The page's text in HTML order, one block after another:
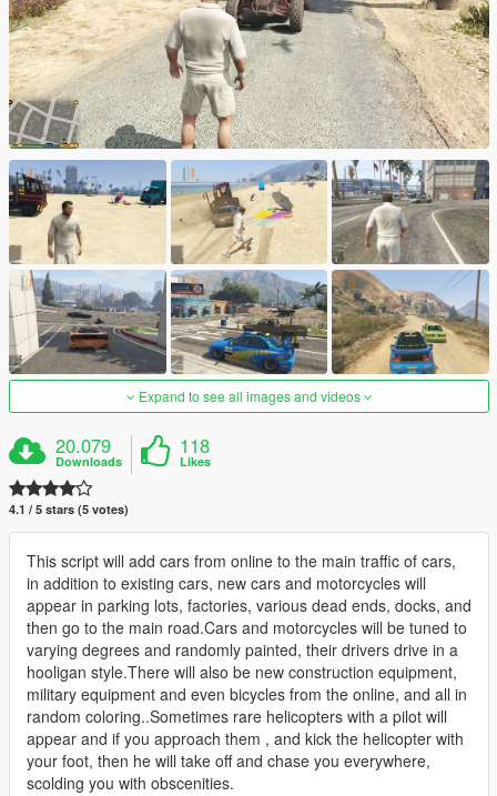
Expand to see all images and videos
20.079
Downloads
118
Likes
4.1 / 5 stars (5 votes)
This script will add cars from online to the main traffic of cars,
in addition to existing cars, new cars and motorcycles will
appear in parking lots, factories, various dead ends, docks, and
then go to the main road.Cars and motorcycles will be tuned to
varying degrees and randomly painted, their drivers drive in a
hooligan style.There will also be new construction equipment,
military equipment and even bicycles from the online, and all in
random coloring..Sometimes rare helicopters with a pilot will
appear and if you approach them , and kick the helicopter with
your foot, then he will take off and chase you everywhere,
scolding you with obscenities.